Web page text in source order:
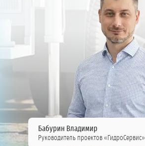
Бабурин Владимир
Руководитель проектов «ГидроСервис»